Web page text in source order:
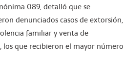
089, detalló que se
denunciados casos de extorsión,
familiar y venta de
los que recibieron el mayor número